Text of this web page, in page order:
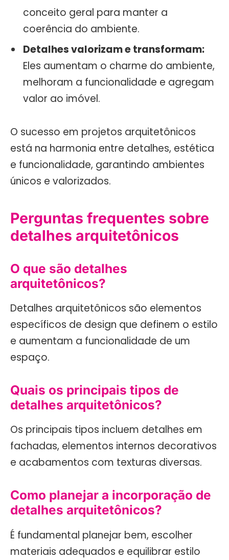
conceito geral para manter a
coerência do ambiente.
Detalhes valorizam e transformam:
Eles aumentam o charme do ambiente,
melhoram a funcionalidade e agregam
valor ao imóvel.
O sucesso em projetos arquitetônicos
está na harmonia entre detalhes, estética
e funcionalidade, garantindo ambientes
únicos e valorizados.
Perguntas frequentes sobre
detalhes arquitetônicos
O que são detalhes
arquitetônicos?
Detalhes arquitetônicos são elementos
específicos de design que definem o estilo
e aumentam a funcionalidade de um
espaço.
Quais os principais tipos de
detalhes arquitetônicos?
Os principais tipos incluem detalhes em
fachadas, elementos internos decorativos
e acabamentos com texturas diversas.
Como planejar a incorporação de
detalhes arquitetônicos?
É fundamental planejar bem, escolher
materiais adequados e equilibrar estilo